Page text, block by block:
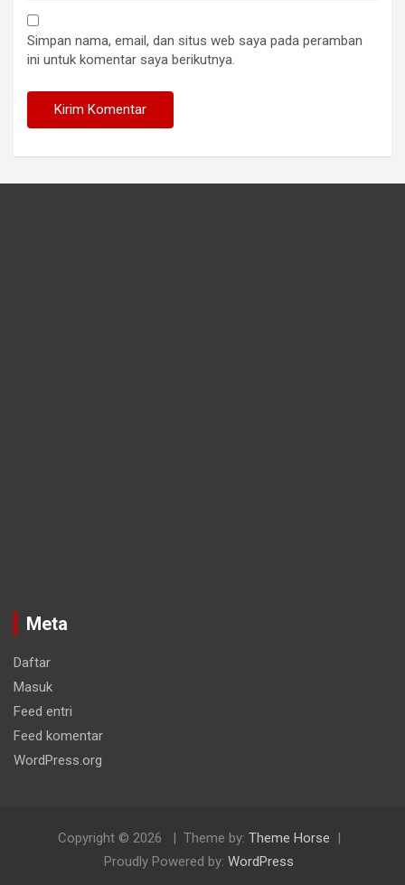
Simpan nama, email, dan situs web saya pada peramban
ini untuk komentar saya berikutnya.
Meta
Daftar
Masuk
Feed entri
Feed komentar
WordPress.org
Copyright © 2026 Theme by: Theme Horse
Proudly Powered by: WordPress